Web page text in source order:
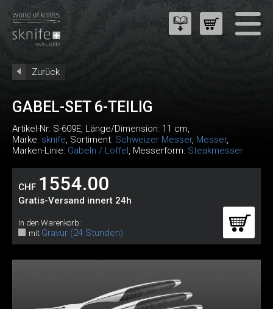
Zurück
GABEL-SET 6-TEILIG
Artikel-Nr: S-609E, Länge/Dimension: 11 cm,
Marke: sknife, Sortiment: Schweizer Messer, Messer,
Marken-Linie: Gabeln / Löffel, Messerform: Steakmesser
CHF 1554.00
Gratis-Versand innert 24h
In den Warenkorb:
mit Gravur (24 Stunden)